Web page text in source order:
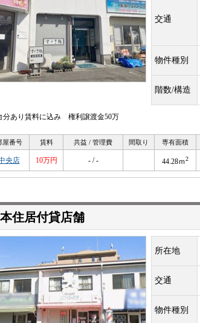
交通
物件種別
階数/構造
分あり賃料に込み 権利譲渡金50万
屋番号 賃料 共益 / 管理費 間取り 専有面積
央店 10万円 - / - 44.28ｍ2
住居付貸店舗
所在地
交通
物件種別